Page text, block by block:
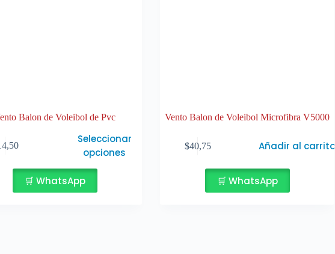
Balon de Voleibol de Pvc
Seleccionar
opciones
🛒 WhatsApp
Vento Balon de Voleibol Microfibra V5000
$40,75 Añadir al carrito
🛒 WhatsApp